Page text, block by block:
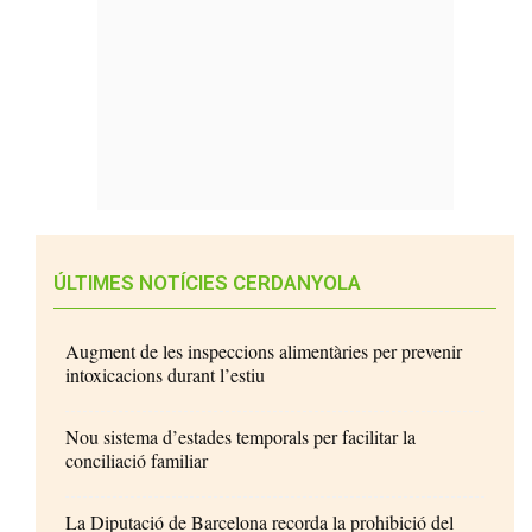
ÚLTIMES NOTÍCIES CERDANYOLA
Augment de les inspeccions alimentàries per prevenir
intoxicacions durant l’estiu
Nou sistema d’estades temporals per facilitar la
conciliació familiar
La Diputació de Barcelona recorda la prohibició del